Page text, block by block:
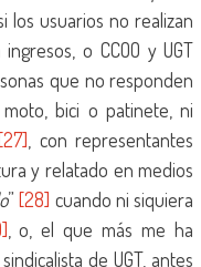
los usuarios no realizan
o CCOO y UGT
que no responden
bici o patinete, ni
, con representantes
y relatado en medios
”[28] cuando ni siquiera
, o, el que más me ha
de UGT, antes